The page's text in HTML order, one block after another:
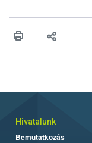
higiéniai szabályok
biztonsági Hivatal
Hivatalunk
Bemutatkozás